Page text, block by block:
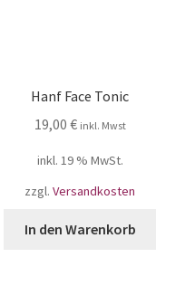
Hanf Face Tonic
19,00 € inkl. Mwst
inkl. 19 % MwSt.
zzgl. Versandkosten
In den Warenkorb